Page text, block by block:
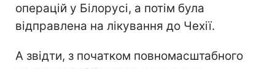
операцій у Білорусі, а потім була
відправлена на лікування до Чехії.
А звідти, з початком повномасштабного